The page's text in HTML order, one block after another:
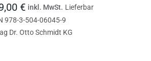
€ inkl. MwSt. Lieferbar
978-3-504-06045-9
Dr. Otto Schmidt KG